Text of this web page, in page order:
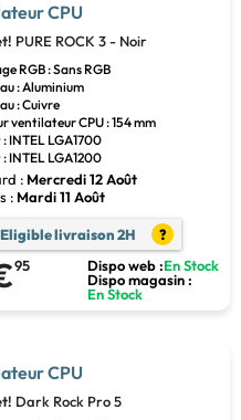
CPU
PURE ROCK 3 - Noir
RGB : Sans RGB
: Aluminium
: Cuivre
ventilateur CPU : 154 mm
INTEL LGA1700
INTEL LGA1200
: Mercredi 12 Août
: Mardi 11 Août
Eligible livraison 2H ?
95 Dispo web :En Stock
Dispo magasin :
En Stock
CPU
Dark Rock Pro 5